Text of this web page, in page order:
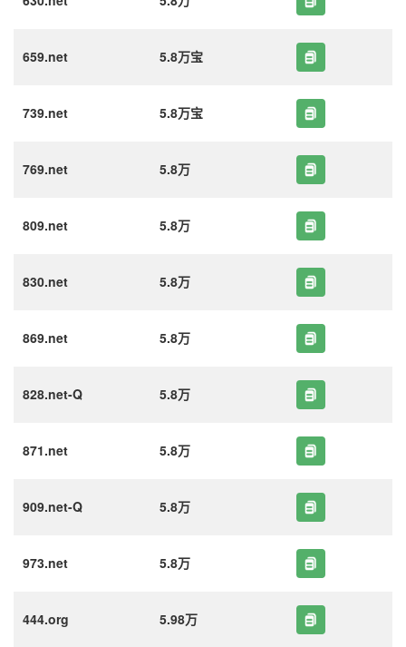
659.net 5.8万宝
739.net 5.8万宝
769.net 5.8万
809.net 5.8万
830.net 5.8万
869.net 5.8万
828.net-Q 5.8万
871.net 5.8万
909.net-Q 5.8万
973.net 5.8万
444.org 5.98万